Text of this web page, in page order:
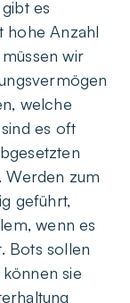
es
hohe Anzahl
wir
welche
es oft
Werden zum
geführt,
wenn es
Bots sollen
sie